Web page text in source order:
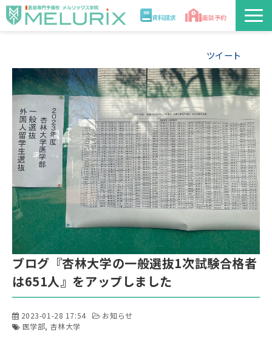
資料請求 面談予約
校舎情報
入学案内
合格実績・合格体験記
講師
医学部解答速報2026
ツイート
ブログ『杏林大学の一般選抜1次試験合格者
は651人』をアップしました
2023-01-28 17:54
お知らせ
医学部 杏林大学